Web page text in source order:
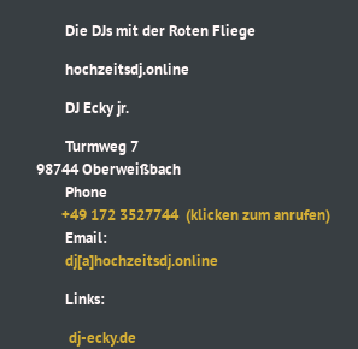
Die DJs mit der Roten Fliege
hochzeitsdj.online
DJ Ecky jr.
Turmweg 7
98744 Oberweißbach
Phone
+49 172 3527744 (klicken zum anrufen)
Email:
dj[a]hochzeitsdj.online
Links:
dj-ecky.de